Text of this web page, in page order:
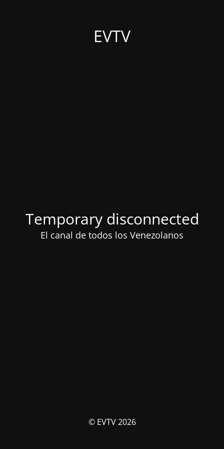
EVTV
Temporary disconnected
El canal de todos los Venezolanos
© EVTV 2026